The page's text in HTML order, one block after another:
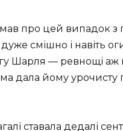
про цей випадок з
смішно і навіть
Шарля — ревнощі аж
дала йому урочисту
ставала дедалі